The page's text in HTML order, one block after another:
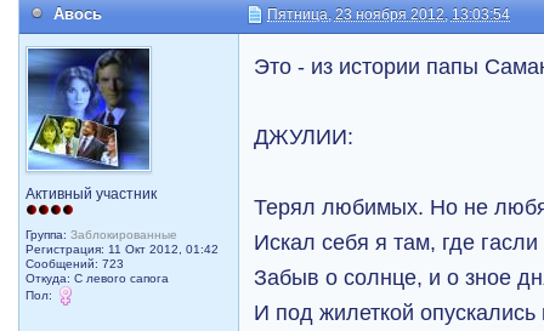
Авось Пятница, 23 ноября 2012, 13:03:54
Активный участник
Группа:Заблокированные
Регистрация: 11 Окт 2012, 01:42
Сообщений: 723
Откуда: С левого сапога
Пол:
Это - из истории папы
ДЖУЛИИ:
Терял любимых. Но не
Искал себя я там, где гасли
Забыв о солнце, и о зное
И под жилеткой опускались